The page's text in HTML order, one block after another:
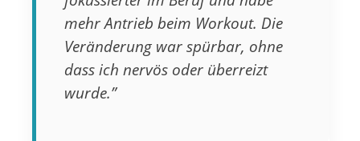
mehr Antrieb beim Workout. Die
Veränderung war spürbar, ohne
dass ich nervös oder überreizt
wurde.”